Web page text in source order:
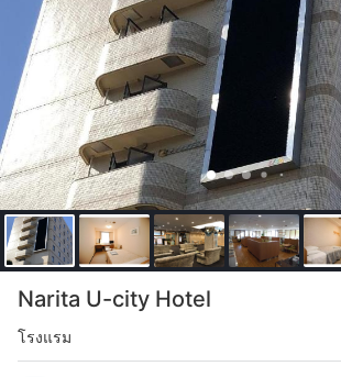
Narita U-city Hotel
โรงแรม